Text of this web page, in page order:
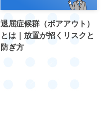
退屈症候群（ボアアウト）
とは｜放置が招くリスクと
防ぎ方